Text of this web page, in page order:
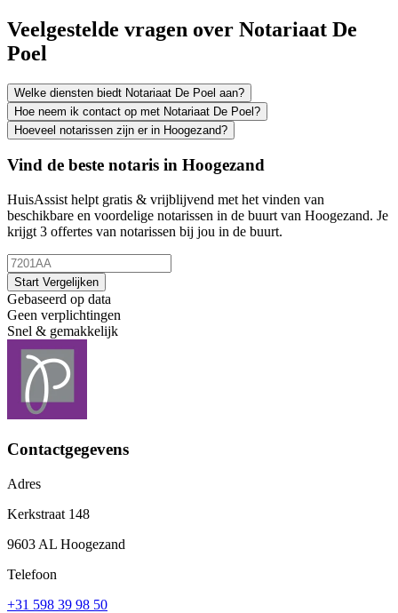
Veelgestelde vragen over Notariaat De
Poel
Welke diensten biedt Notariaat De Poel aan?
Hoe neem ik contact op met Notariaat De Poel?
Hoeveel notarissen zijn er in Hoogezand?
Vind de beste notaris in Hoogezand
HuisAssist helpt gratis & vrijblijvend met het vinden van
beschikbare en voordelige notarissen in de buurt van Hoogezand. Je
krijgt 3 offertes van notarissen bij jou in de buurt.
Start Vergelijken
Gebaseerd op data
Geen verplichtingen
Snel & gemakkelijk
Contactgegevens
Adres
Kerkstraat 148
9603 AL Hoogezand
Telefoon
+31 598 39 98 50